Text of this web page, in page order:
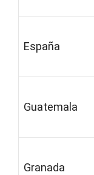
España
Guatemala
Granada